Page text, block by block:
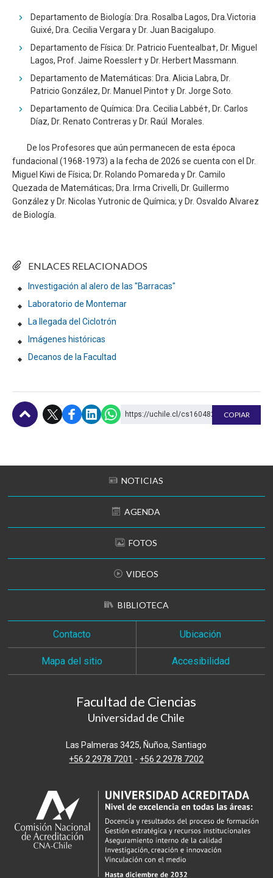
ENLACES RELACIONADOS
Investigación al alero de las "Barracas"
Laboratorio de Montemar
La llegada del Ciclotrón
Imágenes históricas
Decanos de la Facultad
Departamento de Biología: Dra. Rosalba Lagos, Dra.Victoria
Guixé, Dra. Cecilia Vergara y Dr. Juan Bacigalupo.
Departamento de Física: Dr. Patricio Fuentealba†, Dr. Miguel
Lagos, Prof. Jaime Roessler† y Dr. Herbert Massmann.
Departamento de Matemáticas: Dra. Alicia Labra, Dr.
Patricio González, Dr. Manuel Pinto† y Dr. Jorge Soto.
Departamento de Química: Dra. Cecilia Labbé†, Dr. Carlos
Díaz, Dr. Renato Contreras y Dr. Raúl Morales.
De los Profesores que aún permanecen de esta época
fundacional (1968-1973) a la fecha de 2026 se cuenta con el Dr.
Miguel Kiwi de Física; Dr. Rolando Pomareda y Dr. Camilo
Quezada de Matemáticas; Dra. Irma Crivelli, Dr. Guillermo
González y Dr. Nicolas Yutronic de Química; y Dr. Osvaldo Alvarez
de Biología.
https://uchile.cl/cs160482 COPIAR
NOTICIAS
AGENDA
FOTOS
VIDEOS
BIBLIOTECA
Contacto Ubicación
Mapa del sitio Accesibilidad
Facultad de Ciencias
Universidad de Chile
Las Palmeras 3425, Ñuñoa, Santiago
+56 2 2978 7201 - +56 2 2978 7202